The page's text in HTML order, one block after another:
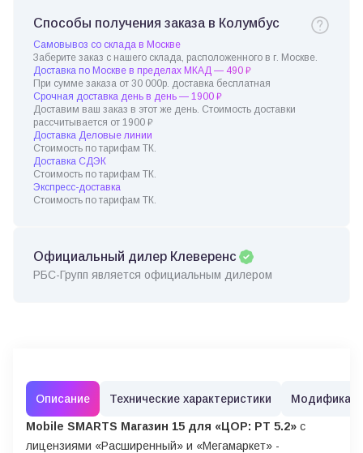
Способы получения заказа в Колумбус
Самовывоз со склада в Москве
Заберите заказ с нашего склада, расположенного в г. Москве.
Доставка по Москве в пределах МКАД — 490 ₽
При сумме заказа от 30 000р. доставка бесплатная
Срочная доставка день в день — 1900 ₽
Доставим ваш заказ в этот же день. Стоимость доставки
рассчитывается от 1900 ₽
Доставка Деловые линии
Стоимость по тарифам ТК.
Доставка СДЭК
Стоимость по тарифам ТК.
Экспресс-доставка
Стоимость по тарифам ТК.
Официальный дилер Клеверенс
РБС-Групп является официальным дилером
Описание Технические характеристики
Mobile SMARTS Магазин 15 для «ЦОР: РТ 5.2» с
лицензиями «Расширенный» и «Мегамаркет» -